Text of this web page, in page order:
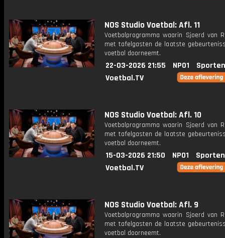
NOS Studio Voetbal: Afl. 11
Voetbalprogramma waarin Sjoerd van
met tafelgasten de laatste
voetbal doorneemt.
22-03-2026 21:55 NPO1
Voetbal.TV
NOS Studio Voetbal: Afl. 10
Voetbalprogramma waarin Sjoerd van
met tafelgasten de laatste
voetbal doorneemt.
15-03-2026 21:50 NPO1
Voetbal.TV
NOS Studio Voetbal: Afl. 9
Voetbalprogramma waarin Sjoerd van
met tafelgasten de laatste
voetbal doorneemt.